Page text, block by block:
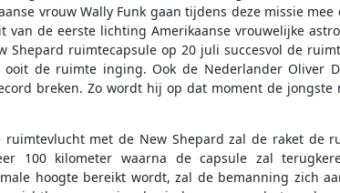
vrouw Wally Funk gaan tijdens deze missie
van de eerste lichting Amerikaanse vrouwelijke
Shepard ruimtecapsule op 20 juli succesvol de
de ruimte inging. Ook de Nederlander Oliver
breken. Zo wordt hij op dat moment de
ruimtevlucht met de New Shepard zal de raket de
100 kilometer waarna de capsule zal
hoogte bereikt wordt, zal de bemanning zich